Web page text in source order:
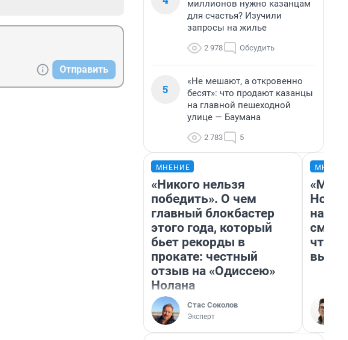
Отправить
миллионов нужно казанцам
для счастья? Изучили
запросы на жилье
2 978 Обсудить
5
«Не мешают, а откровенно
бесят»: что продают казанцы
на главной пешеходной
улице — Баумана
2 783 5
МНЕНИЕ
«Никого нельзя
победить». О чем
главный блокбастер
этого года, который
бьет рекорды в
прокате: честный
отзыв на «Одиссею»
Нолана
Стас Соколов
Эксперт
«Мы